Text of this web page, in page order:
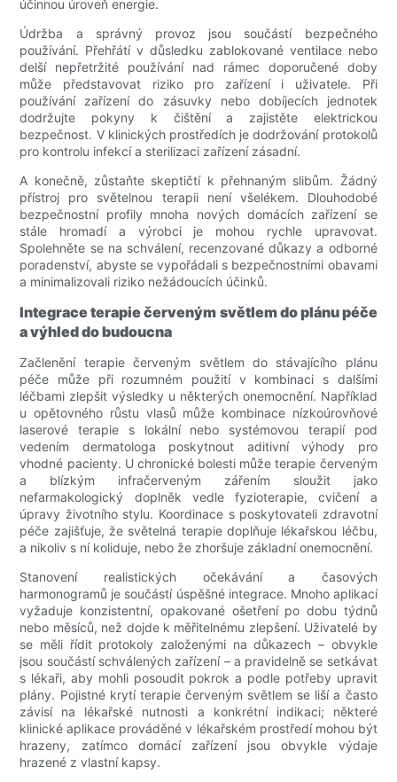
účinnou úroveň energie.
Údržba a správný provoz jsou součástí bezpečného
používání. Přehřátí v důsledku zablokované ventilace nebo
delší nepřetržité používání nad rámec doporučené doby
může představovat riziko pro zařízení i uživatele. Při
používání zařízení do zásuvky nebo dobíjecích jednotek
dodržujte pokyny k čištění a zajistěte elektrickou
bezpečnost. V klinických prostředích je dodržování protokolů
pro kontrolu infekcí a sterilizaci zařízení zásadní.
A konečně, zůstaňte skeptičtí k přehnaným slibům. Žádný
přístroj pro světelnou terapii není všelékem. Dlouhodobé
bezpečnostní profily mnoha nových domácích zařízení se
stále hromadí a výrobci je mohou rychle upravovat.
Spolehněte se na schválení, recenzované důkazy a odborné
poradenství, abyste se vypořádali s bezpečnostními obavami
a minimalizovali riziko nežádoucích účinků.
Integrace terapie červeným světlem do plánu péče
a výhled do budoucna
Začlenění terapie červeným světlem do stávajícího plánu
péče může při rozumném použití v kombinaci s dalšími
léčbami zlepšit výsledky u některých onemocnění. Například
u opětovného růstu vlasů může kombinace nízkoúrovňové
laserové terapie s lokální nebo systémovou terapií pod
vedením dermatologa poskytnout aditivní výhody pro
vhodné pacienty. U chronické bolesti může terapie červeným
a blízkým infračerveným zářením sloužit jako
nefarmakologický doplněk vedle fyzioterapie, cvičení a
úpravy životního stylu. Koordinace s poskytovateli zdravotní
péče zajišťuje, že světelná terapie doplňuje lékařskou léčbu,
a nikoliv s ní koliduje, nebo že zhoršuje základní onemocnění.
Stanovení realistických očekávání a časových
harmonogramů je součástí úspěšné integrace. Mnoho aplikací
vyžaduje konzistentní, opakované ošetření po dobu týdnů
nebo měsíců, než dojde k měřitelnému zlepšení. Uživatelé by
se měli řídit protokoly založenými na důkazech – obvykle
jsou součástí schválených zařízení – a pravidelně se setkávat
s lékaři, aby mohli posoudit pokrok a podle potřeby upravit
plány. Pojistné krytí terapie červeným světlem se liší a často
závisí na lékařské nutnosti a konkrétní indikaci; některé
klinické aplikace prováděné v lékařském prostředí mohou být
hrazeny, zatímco domácí zařízení jsou obvykle výdaje
hrazené z vlastní kapsy.